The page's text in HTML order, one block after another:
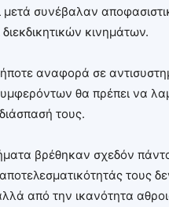
μετά συνέβαλαν
κινημάτων.
αναφορά σε
θα πρέπει να
τους.
βρέθηκαν σχεδόν
τους
από την ικανότητα